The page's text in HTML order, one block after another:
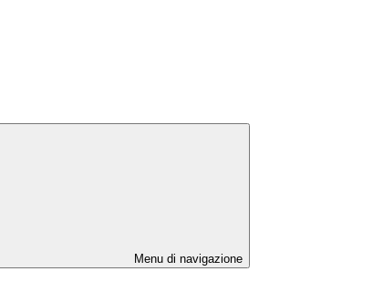
Menu di navigazione